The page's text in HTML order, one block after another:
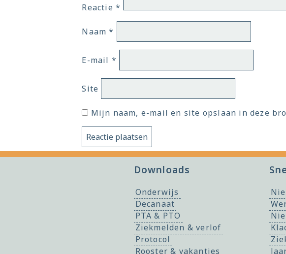
Reactie *
Naam*
E-mail *
Site
Mijn naam, e-mail en site opslaan in deze
Downloads
Onderwijs
Decanaat
PTA & PTO
Ziekmelden & verlof
Protocol
Rooster & vakanties